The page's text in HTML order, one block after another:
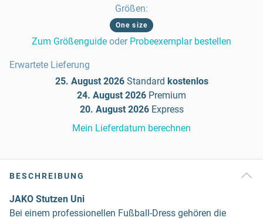
Größen:
One size
Zum Größenguide oder Probeexemplar bestellen
Erwartete Lieferung
25. August 2026 Standard kostenlos
24. August 2026 Premium
20. August 2026 Express
Mein Lieferdatum berechnen
BESCHREIBUNG
JAKO Stutzen Uni
Bei einem professionellen Fußball-Dress gehören die